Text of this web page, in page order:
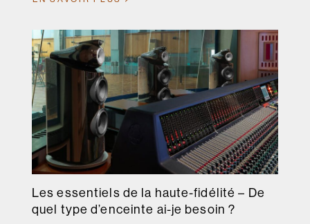
Les essentiels de la haute-fidélité – De
quel type d’enceinte ai-je besoin ?